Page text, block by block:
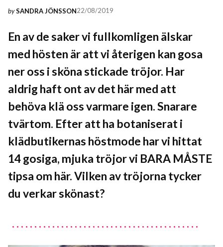
by SANDRA JÖNSSON22/08/2019
En av de saker vi fullkomligen älskar
med hösten är att vi återigen kan gosa
ner oss i sköna stickade tröjor. Har
aldrig haft ont av det här med att
behöva klä oss varmare igen. Snarare
tvärtom. Efter att ha botaniserat i
klädbutikernas höstmode har vi hittat
14 gosiga, mjuka tröjor vi BARA MÅSTE
tipsa om här. Vilken av tröjorna tycker
du verkar skönast?